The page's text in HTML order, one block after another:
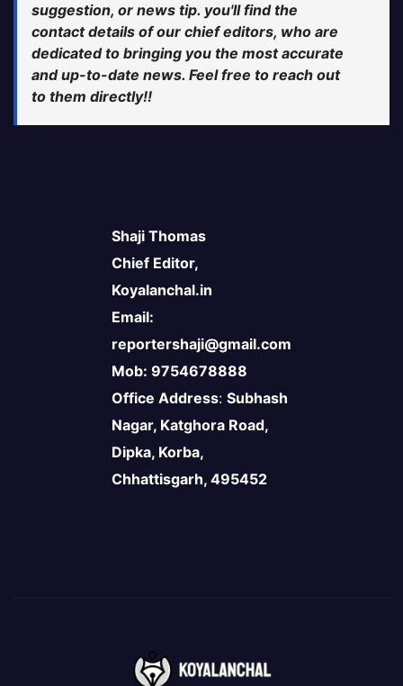
suggestion, or news tip. you'll find the
contact details of our chief editors, who are
dedicated to bringing you the most accurate
and up-to-date news. Feel free to reach out
to them directly!!
Shaji Thomas
Chief Editor,
Koyalanchal.in
Email:
reportershaji@gmail.com
Mob: 9754678888
Office Address: Subhash
Nagar, Katghora Road,
Dipka, Korba,
Chhattisgarh, 495452